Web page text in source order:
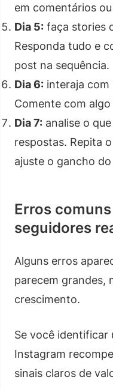
em comentários
Dia 5: faça stories
Responda tudo e
post na sequência.
Dia 6: interaja com
Comente com
Dia 7: analise o
respostas. Repita
ajuste o gancho
Erros
seguidores
Alguns erros
parecem grandes,
crescimento.
Se você identificar
Instagram
sinais claros de